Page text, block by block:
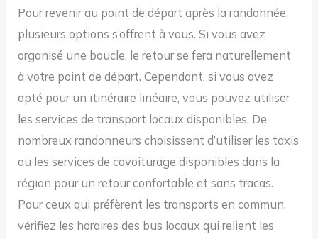
Pour revenir au point de départ après la randonnée,
plusieurs options s’offrent à vous. Si vous avez
organisé une boucle, le retour se fera naturellement
à votre point de départ. Cependant, si vous avez
opté pour un itinéraire linéaire, vous pouvez utiliser
les services de transport locaux disponibles. De
nombreux randonneurs choisissent d’utiliser les taxis
ou les services de covoiturage disponibles dans la
région pour un retour confortable et sans tracas.
Pour ceux qui préfèrent les transports en commun,
vérifiez les horaires des bus locaux qui relient les